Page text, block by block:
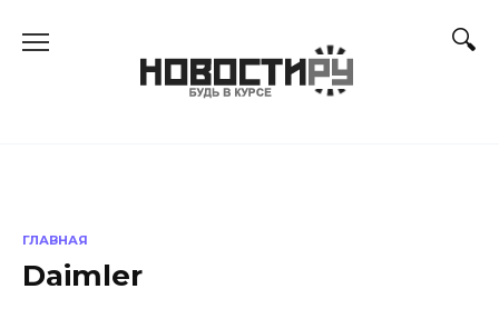
ГЛАВНАЯ
Daimler